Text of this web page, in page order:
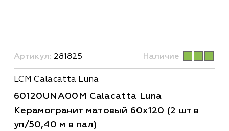
Артикул: 281825 Наличие
LCM Calacatta Luna
60120UNA00M Calacatta Luna
Керамогранит матовый 60х120 (2 шт в
уп/50,40 м в пал)